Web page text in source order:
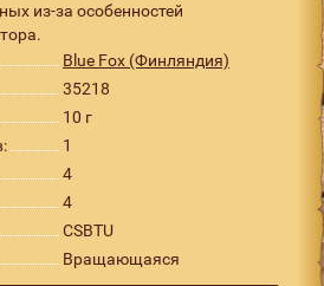
из-за особенностей
Blue Fox (Финляндия)
35218
10 г
1
4
4
CSBTU
Вращающаяся